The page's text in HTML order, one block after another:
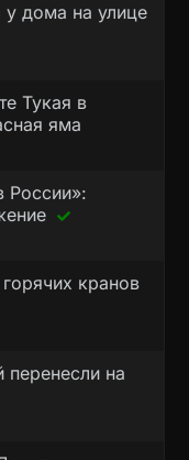
дома на улице
Тукая в
яма
России»:
кранов
на